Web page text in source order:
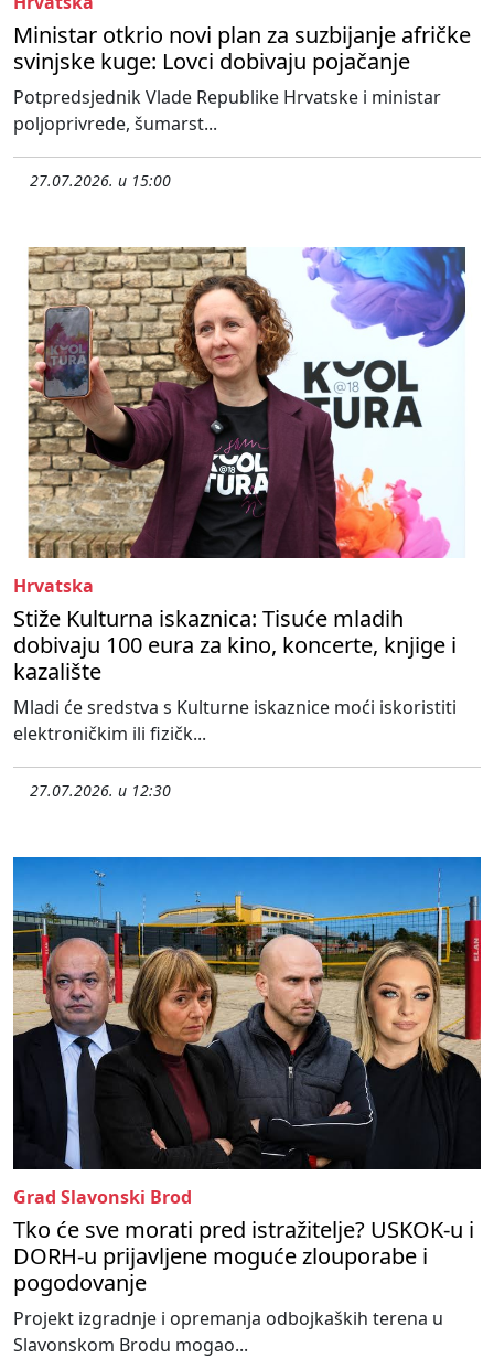
Ministar otkrio novi plan za suzbijanje afričke
svinjske kuge: Lovci dobivaju pojačanje
Potpredsjednik Vlade Republike Hrvatske i ministar
poljoprivrede, šumarst...
27.07.2026. u 15:00
Hrvatska
Stiže Kulturna iskaznica: Tisuće mladih
dobivaju 100 eura za kino, koncerte, knjige i
kazalište
Mladi će sredstva s Kulturne iskaznice moći iskoristiti
elektroničkim ili fizičk...
27.07.2026. u 12:30
Grad Slavonski Brod
Tko će sve morati pred istražitelje? USKOK-u i
DORH-u prijavljene moguće zlouporabe i
pogodovanje
Projekt izgradnje i opremanja odbojkaških terena u
Slavonskom Brodu mogao...